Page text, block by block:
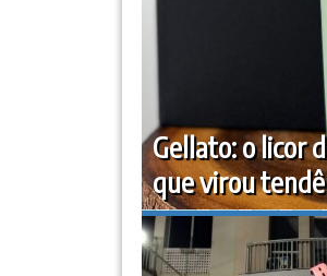
Gellato: o licor
que virou